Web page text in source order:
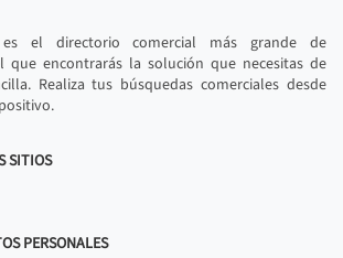
es el directorio comercial más grande de
que encontrarás la solución que necesitas de
Realiza tus búsquedas comerciales desde
SITIOS
PERSONALES